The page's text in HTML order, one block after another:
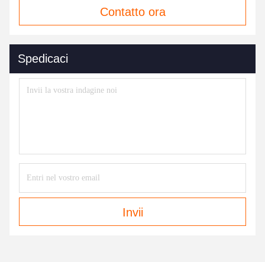
Contatto ora
Spedicaci
Invii